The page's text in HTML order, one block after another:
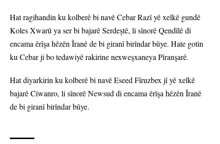
Hat ragihandin ku kolberê bi navê Cebar Razî yê xelkê gundê
Koles Xwarû ya ser bi bajarê Serdeştê, li sînorê Qendîlê di
encama êrîşa hêzên Îranê de bi giranî birîndar bûye. Hate gotin
ku Cebar ji bo tedawiyê rakirine nexweşxaneya Pîranşarê.
Hat diyarkirin ku kolberê bi navê Eseed Fîruzbex jî yê xelkê
bajarê Ciwanro, li sînorê Newsud di encama êrîşa hêzên Îranê
de bi giranî birîndar bûye.